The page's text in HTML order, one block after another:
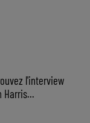
l'interview
Harris...